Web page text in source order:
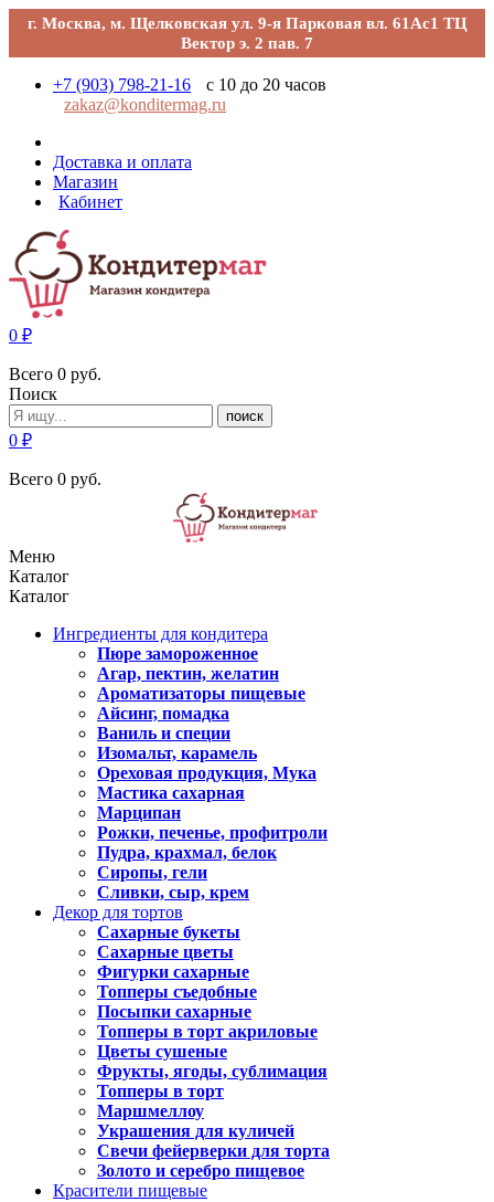
г. Москва, м. Щелковская ул. 9-я Парковая вл. 61Ас1 ТЦ
Вектор э. 2 пав. 7
+7 (903) 798-21-16
с 10 до 20 часов
zakaz@konditermag.ru
Доставка и оплата
Магазин
Кабинет
0 ₽
Всего 0 руб.
Поиск
поиск
0 ₽
Всего 0 руб.
Меню
Каталог
Каталог
Ингредиенты для кондитера
Пюре замороженное
Агар, пектин, желатин
Ароматизаторы пищевые
Айсинг, помадка
Ваниль и специи
Изомальт, карамель
Ореховая продукция, Мука
Мастика сахарная
Марципан
Рожки, печенье, профитроли
Пудра, крахмал, белок
Сиропы, гели
Сливки, сыр, крем
Декор для тортов
Сахарные букеты
Сахарные цветы
Фигурки сахарные
Топперы съедобные
Посыпки сахарные
Топперы в торт акриловые
Цветы сушеные
Фрукты, ягоды, сублимация
Топперы в торт
Маршмеллоу
Украшения для куличей
Свечи фейерверки для торта
Золото и серебро пищевое
Красители пищевые